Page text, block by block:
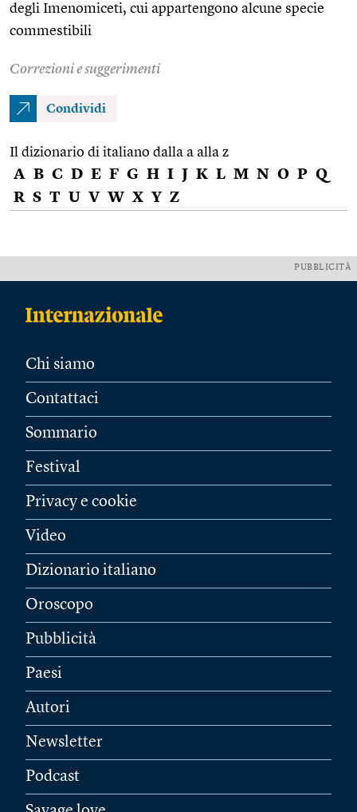
degli Imenomiceti, cui appartengono alcune specie
commestibili
Correzioni e suggerimenti
Condividi
Il dizionario di italiano dalla a alla z
A B C D E F G H I J K L M N O P Q
R S T U V W X Y Z
PUBBLICITÀ
Chi siamo
Contattaci
Sommario
Festival
Privacy e cookie
Video
Dizionario italiano
Oroscopo
Pubblicità
Paesi
Autori
Newsletter
Podcast